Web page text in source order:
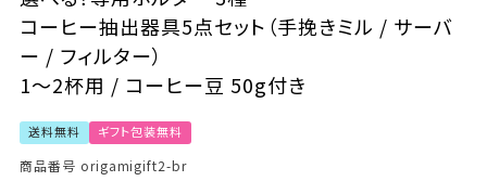
コーヒー抽出器具5点セット（手挽きミル / サーバ
ー / フィルター）
1～2杯用 / コーヒー豆 50g付き
送料無料 ギフト包装無料
商品番号 origamigift2-br